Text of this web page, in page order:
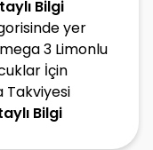
Bilgi
yer
3 Limonlu
İçin
Takviyesi
Bilgi